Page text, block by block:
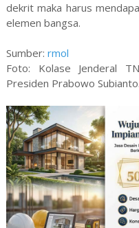
dekrit maka harus
elemen bangsa.
Sumber: rmol
Foto: Kolase Jenderal
Presiden Prabowo